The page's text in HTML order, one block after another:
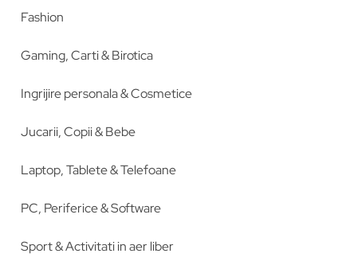
Fashion
Gaming, Carti & Birotica
Ingrijire personala & Cosmetice
Jucarii, Copii & Bebe
Laptop, Tablete & Telefoane
PC, Periferice & Software
Sport & Activitati in aer liber